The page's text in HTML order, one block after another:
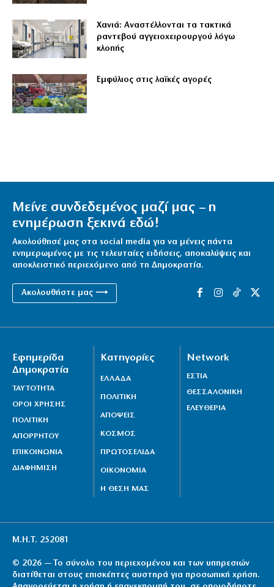
Χανιά: Αναστέλλονται τα τακτικά
ραντεβού αγγειοχειρουργού λόγω
κλοπής
Εμφύλιος στις λαϊκές αγορές
Μείνε συνδεδεμένος μαζί μας – η
ενημέρωση ξεκινά εδώ!
Ακολούθησέ μας στα social media για να μένεις πάντα
ενημερωμένος με τις τελευταίες ειδήσεις, αποκαλύψεις και
αποκλειστικό περιεχόμενο από τη Δημοκρατία.
Ακολουθήστε μας ⟶
Εφημερίδα
Δημοκρατία
ΤΑΥΤΟΤΗΤΑ
ΟΡΟΙ ΧΡΗΣΗΣ
ΠΟΛΙΤΙΚΗ
ΑΠΟΡΡΗΤΟΥ
ΕΠΙΚΟΙΝΩΝΙΑ
ΔΙΑΦΗΜΙΣΗ
Κατηγορίες
ΕΛΛΑΔΑ
ΠΟΛΙΤΙΚΗ
ΑΠΟΨΕΙΣ
ΚΟΣΜΟΣ
ΠΡΩΤΟΣΕΛΙΔΑ
ΟΙΚΟΝΟΜΙΑ
Η ΘΕΣΗ ΜΑΣ
Network
ΕΣΤΙΑ
ΘΕΣΣΑΛΟΝΙΚΗ
ΕΛΕΥΘΕΡΙΑ
Μ.Η.Τ. 252081
© 2026 — Το σύνολο του περιεχομένου και των υπηρεσιών
διατίθεται στους επισκέπτες αυστηρά για προσωπική χρήση.